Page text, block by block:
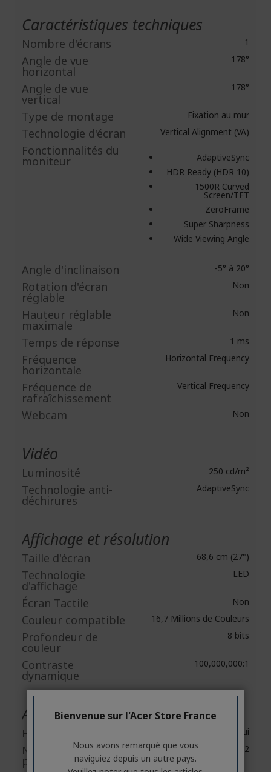
Caractéristiques techniques
Nombre d'écrans 1
Angle de vue
horizontal
178°
Angle de vue
vertical
178°
Type de montage Fixation au mur
Technologie d'écran Vertical Alignment (VA)
Fonctionnalités du
moniteur
AdaptiveSync
HDR Ready (HDR 10)
1500R Curved
Screen/TFT
ZeroFrame
Super Sharpness
Wide Viewing Angle
Angle d'inclinaison -5° à 20°
Rotation d'écran
réglable
Non
Hauteur réglable
maximale
Non
Temps de réponse 1 ms
Fréquence
horizontale
Horizontal Frequency
Fréquence de
rafraîchissement
Vertical Frequency
Webcam Non
Vidéo
Luminosité 250 cd/m²
Technologie anti-
déchirures
AdaptiveSync
Affichage et résolution
Taille d'écran 68,6 cm (27")
Technologie
d'affichage
LED
Écran Tactile Non
Couleur compatible 16,7 Millions de Couleurs
Profondeur de
couleur
8 bits
Contraste
dynamique
100,000,000:1
Audio
Haut-parleurs Oui
Nombre de haut-
parleurs
2
Bienvenue sur l'Acer Store France
Nous avons remarqué que vous
naviguiez depuis un autre pays.